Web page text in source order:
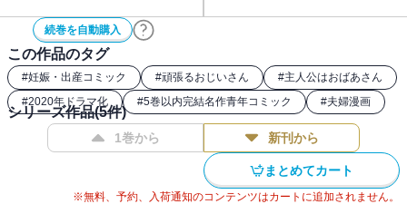
続巻を自動購入
この作品のタグ
#妊娠・出産コミック #頑張るおじいさん #主人公はおばあさん
#2020年ドラマ化 #5巻以内完結名作青年コミック #夫婦漫画
シリーズ作品(5件)
1巻から 新刊から
まとめてカート
※無料、予約、入荷通知のコンテンツはカートに追加されません。